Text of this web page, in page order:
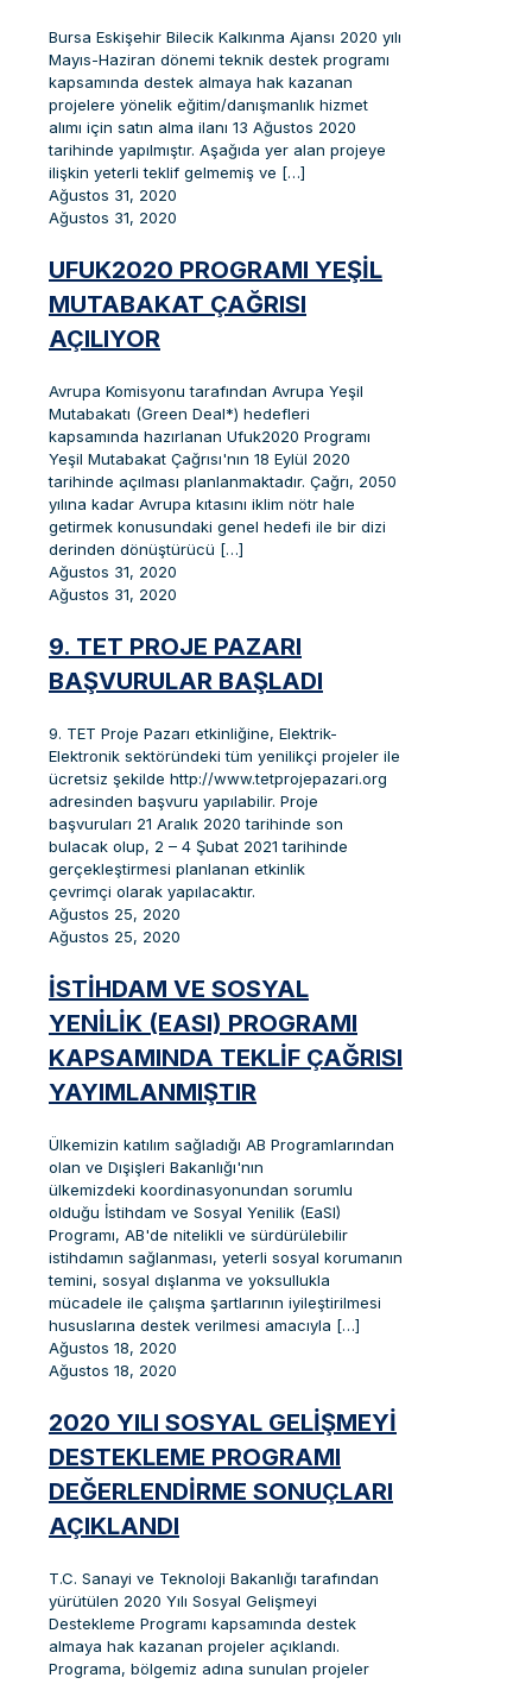
Bursa Eskişehir Bilecik Kalkınma Ajansı 2020 yılı
Mayıs-Haziran dönemi teknik destek programı
kapsamında destek almaya hak kazanan
projelere yönelik eğitim/danışmanlık hizmet
alımı için satın alma ilanı 13 Ağustos 2020
tarihinde yapılmıştır. Aşağıda yer alan projeye
ilişkin yeterli teklif gelmemiş ve […]
Ağustos 31, 2020
Ağustos 31, 2020
UFUK2020 PROGRAMI YEŞIL
MUTABAKAT ÇAĞRISI
AÇILIYOR
Avrupa Komisyonu tarafından Avrupa Yeşil
Mutabakatı (Green Deal*) hedefleri
kapsamında hazırlanan Ufuk2020 Programı
Yeşil Mutabakat Çağrısı'nın 18 Eylül 2020
tarihinde açılması planlanmaktadır. Çağrı, 2050
yılına kadar Avrupa kıtasını iklim nötr hale
getirmek konusundaki genel hedefi ile bir dizi
derinden dönüştürücü […]
Ağustos 31, 2020
Ağustos 31, 2020
9. TET PROJE PAZARI
BAŞVURULAR BAŞLADI
9. TET Proje Pazarı etkinliğine, Elektrik-
Elektronik sektöründeki tüm yenilikçi projeler ile
ücretsiz şekilde http://www.tetprojepazari.org
adresinden başvuru yapılabilir. Proje
başvuruları 21 Aralık 2020 tarihinde son
bulacak olup, 2 – 4 Şubat 2021 tarihinde
gerçekleştirmesi planlanan etkinlik
çevrimçi olarak yapılacaktır.
Ağustos 25, 2020
Ağustos 25, 2020
İSTIHDAM VE SOSYAL
YENILIK (EASI) PROGRAMI
KAPSAMINDA TEKLIF ÇAĞRISI
YAYIMLANMIŞTIR
Ülkemizin katılım sağladığı AB Programlarından
olan ve Dışişleri Bakanlığı'nın
ülkemizdeki koordinasyonundan sorumlu
olduğu İstihdam ve Sosyal Yenilik (EaSI)
Programı, AB'de nitelikli ve sürdürülebilir
istihdamın sağlanması, yeterli sosyal korumanın
temini, sosyal dışlanma ve yoksullukla
mücadele ile çalışma şartlarının iyileştirilmesi
hususlarına destek verilmesi amacıyla […]
Ağustos 18, 2020
Ağustos 18, 2020
2020 YILI SOSYAL GELIŞMEYI
DESTEKLEME PROGRAMI
DEĞERLENDIRME SONUÇLARI
AÇIKLANDI
T.C. Sanayi ve Teknoloji Bakanlığı tarafından
yürütülen 2020 Yılı Sosyal Gelişmeyi
Destekleme Programı kapsamında destek
almaya hak kazanan projeler açıklandı.
Programa, bölgemiz adına sunulan projeler